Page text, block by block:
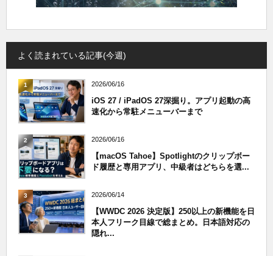
よく読まれている記事(今週)
1 2026/06/16
iOS 27 / iPadOS 27深掘り。アプリ起動の高
速化から常駐メニューバーまで
2 2026/06/16
【macOS Tahoe】Spotlightのクリップボー
ド履歴と専用アプリ、中級者はどちらを選...
3 2026/06/14
【WWDC 2026 決定版】250以上の新機能を日
本人フリーク目線で総まとめ。日本語対応の
隠れ...